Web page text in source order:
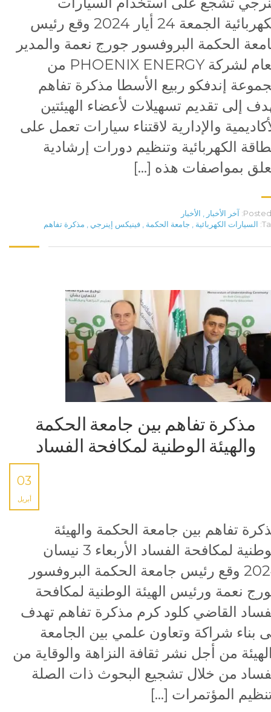
الكهربائية الجمعة 24 أيار 2024 وقع رئيس
الحكمة البروفسور جورج نعمة والمدير
العام لشركة PHOENIX ENERGY من
إندفكو ربيع الأسطا مذكرة تفاهم
إلى تقديم تسهيلات لأعضاء الهيئتين
والإدارية لاقتناء سيارات تعمل على
الكهربائية وتنظيم دورات إرشادية
بمواصفات هذه […]
Posted آخر الأخبار
الأخبار
السيارات الكهربائية جامعة الحكمة فينيكس إينرجي مذكرة تفاهم
مذكرة تفاهم بين جامعة الحكمة
والهيئة الوطنية لمكافحة الفساد
03
أبريل
تفاهم بين جامعة الحكمة والهيئة
الوطنية لمكافحة الفساد الأربعاء 3 نيسان
2024 وقع رئيس جامعة الحكمة البروفسور
نعمة ورئيس الهيئة الوطنية لمكافحة
القاضي كلود كرم مذكرة تفاهم تهدف
بناء شراكة وتعاون علمي بين الجامعة
من أجل نشر ثقافة النزاهة والوقاية من
من خلال تشجيع البحوث ذات الصلة
المؤتمرات […]